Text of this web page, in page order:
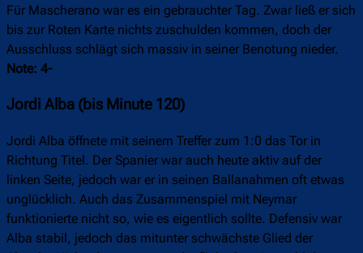
Für Mascherano war es ein gebrauchter Tag. Zwar ließ er sich
bis zur Roten Karte nichts zuschulden kommen, doch der
Ausschluss schlägt sich massiv in seiner Benotung nieder.
Note: 4-
Jordi Alba (bis Minute 120)
Jordi Alba öffnete mit seinem Treffer zum 1:0 das Tor in
Richtung Titel. Der Spanier war auch heute aktiv auf der
linken Seite, jedoch war er in seinen Ballanahmen oft etwas
unglücklich. Auch das Zusammenspiel mit Neymar
funktionierte nicht so, wie es eigentlich sollte. Defensiv war
Alba stabil, jedoch das mitunter schwächste Glied der